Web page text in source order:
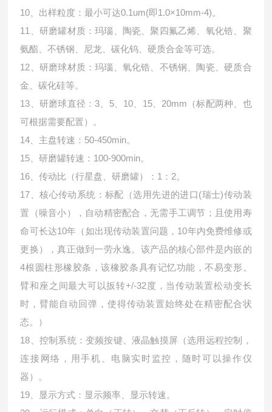
10、出样粒度：最小可达0.1um(即1.0×10mm-4)。
11、研磨罐材质：玛瑙、陶瓷、聚四氟乙烯、氧化锆、聚
氨酯、不锈钢、尼龙、碳化钨、硬质合金等可选。
12、研磨球材质：玛瑙、氧化锆、不锈钢、陶瓷、硬质合
金、碳化硅等。
13、研磨球直径：3、5、10、15、20mm（标配两种、也
可根据需要配置）。
14、主盘转速：50-450min。
15、研磨罐转速：100-900min。
16、传动比（行星盘、研磨罐）：1：2。
17、核心传动系统：标配（选用先进的进口(瑞士)传动装
置（噪音小），自动精密配合，无需手工调节；且使用寿
命可长达10年（如出现传动装置问题，10年内免费维修或
更换），真正做到一劳永逸。该产品的核心部件是内嵌的
4根圆柱形橡胶条，该橡胶条具有记忆功能，不易变形。
臂和座之间最大可以扳转+/-32度，当传动装置松动变长
时，臂能自动回弹，使得传动装置始终处在精密配合状
态。）
18、控制系统：变频按键、液晶触摸屏（选用远程控制，
连接网络，用手机、电脑实时监控，随时可以操作仪
器）。
19、显示方式：显示频率、显示转速。